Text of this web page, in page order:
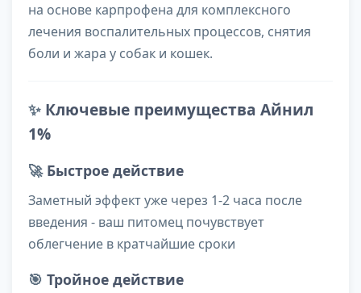
на основе карпрофена для комплексного
лечения воспалительных процессов, снятия
боли и жара у собак и кошек.
✨ Ключевые преимущества Айнил
1%
🚀 Быстрое действие
Заметный эффект уже через 1-2 часа после
введения - ваш питомец почувствует
облегчение в кратчайшие сроки
🎯 Тройное действие